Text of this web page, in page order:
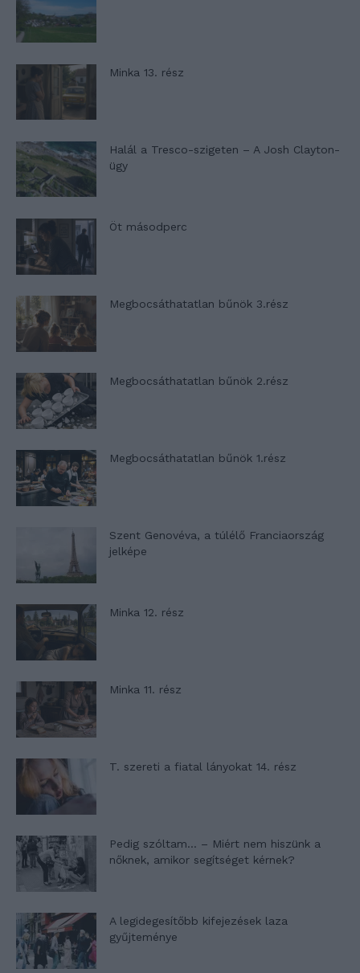
Minka 13. rész
Halál a Tresco-szigeten – A Josh Clayton-
ügy
Öt másodperc
Megbocsáthatatlan bűnök 3.rész
Megbocsáthatatlan bűnök 2.rész
Megbocsáthatatlan bűnök 1.rész
Szent Genovéva, a túlélő Franciaország
jelképe
Minka 12. rész
Minka 11. rész
T. szereti a fiatal lányokat 14. rész
Pedig szóltam… – Miért nem hiszünk a
nőknek, amikor segítséget kérnek?
A legidegesítőbb kifejezések laza
gyűjteménye